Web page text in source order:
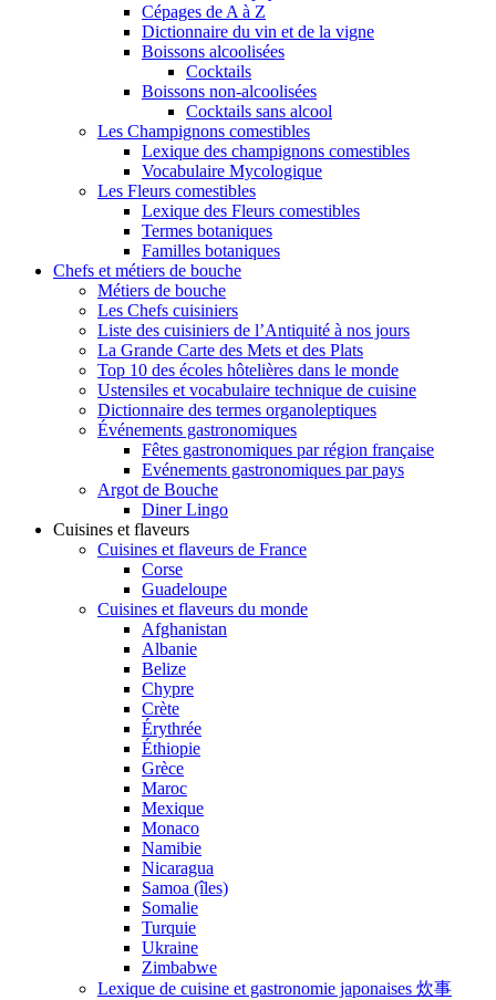
Cépages de A à Z
Dictionnaire du vin et de la vigne
Boissons alcoolisées
Cocktails
Boissons non-alcoolisées
Cocktails sans alcool
Les Champignons comestibles
Lexique des champignons comestibles
Vocabulaire Mycologique
Les Fleurs comestibles
Lexique des Fleurs comestibles
Termes botaniques
Familles botaniques
Chefs et métiers de bouche
Métiers de bouche
Les Chefs cuisiniers
Liste des cuisiniers de l’Antiquité à nos jours
La Grande Carte des Mets et des Plats
Top 10 des écoles hôtelières dans le monde
Ustensiles et vocabulaire technique de cuisine
Dictionnaire des termes organoleptiques
Événements gastronomiques
Fêtes gastronomiques par région française
Evénements gastronomiques par pays
Argot de Bouche
Diner Lingo
Cuisines et flaveurs
Cuisines et flaveurs de France
Corse
Guadeloupe
Cuisines et flaveurs du monde
Afghanistan
Albanie
Belize
Chypre
Crète
Érythrée
Éthiopie
Grèce
Maroc
Mexique
Monaco
Namibie
Nicaragua
Samoa (îles)
Somalie
Turquie
Ukraine
Zimbabwe
Lexique de cuisine et gastronomie japonaises 炊事